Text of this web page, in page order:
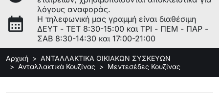
λόγους αναφοράς.
calendar_month
Η τηλεφωνική μας γραμμή είναι διαθέσιμη
ΔΕΥΤ - ΤΕΤ 8:30-15:00 και ΤΡΙ - ΠΕΜ - ΠΑΡ -
ΣΑΒ 8:30-14:30 και 17:00-21:00
Αρχική
ΑΝΤΑΛΛΑΚΤΙΚΑ ΟΙΚΙΑΚΩΝ ΣΥΣΚΕΥΩΝ
Ανταλλακτικά Κουζίνας
Μεντεσέδες Κουζίνας